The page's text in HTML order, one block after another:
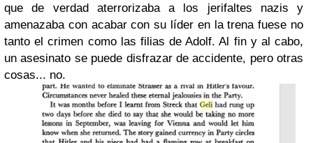
que de verdad aterrorizaba a los jerifaltes nazis y
amenazaba con acabar con su líder en la trena fuese no
tanto el crimen como las filias de Adolf. Al fin y al cabo,
un asesinato se puede disfrazar de accidente, pero otras
cosas... no.